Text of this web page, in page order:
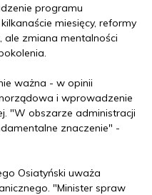
programu
miesięcy, reformy
ale zmiana mentalności
ważna - w opinii
i wprowadzenie
"W obszarze administracji
znaczenie" -
Osiatyński uważa
"Minister spraw